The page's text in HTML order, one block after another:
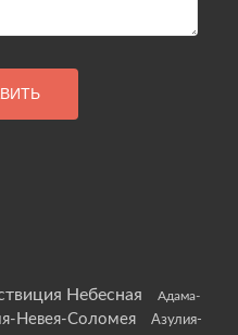
Небесная
Адама-
Невея-Соломея
Азулия-